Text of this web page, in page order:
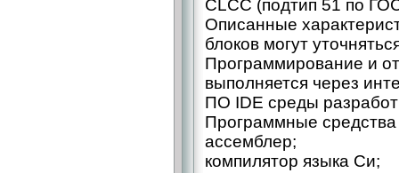
CLCC (подтип 51 по
Описанные
блоков могут
Программирование и
выполняется через
ПО IDE среды
Программные
ассемблер;
компилятор языка Си;